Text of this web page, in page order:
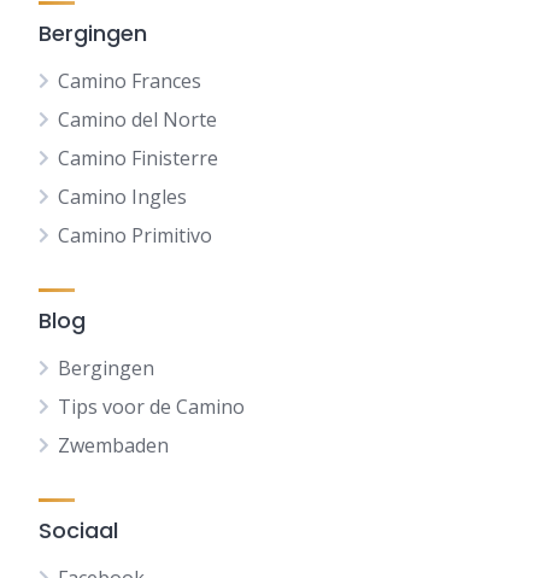
Bergingen
Camino Frances
Camino del Norte
Camino Finisterre
Camino Ingles
Camino Primitivo
Blog
Bergingen
Tips voor de Camino
Zwembaden
Sociaal